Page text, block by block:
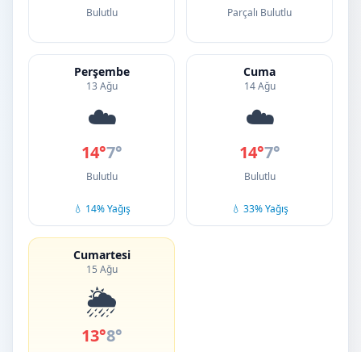
Bulutlu Parçalı Bulutlu
Perşembe
13 Ağu
☁️
14°7°
Bulutlu
💧 14% Yağış
Cuma
14 Ağu
☁️
14°7°
Bulutlu
💧 33% Yağış
Cumartesi
15 Ağu
🌦️
13°8°